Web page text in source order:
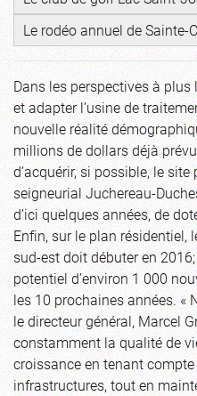
Le rodéo annuel de Sainte-
Dans les perspectives à
et adapter l’usine de
nouvelle réalité
millions de dollars déjà
d’acquérir, si possible, le
seigneurial Juchereau-
d’ici quelques années, de
Enfin, sur le plan résidentiel,
sud-est doit débuter en
potentiel d’environ 1 000
les 10 prochaines années. «
le directeur général, Marcel
constamment la qualité de
croissance en tenant
infrastructures, tout en